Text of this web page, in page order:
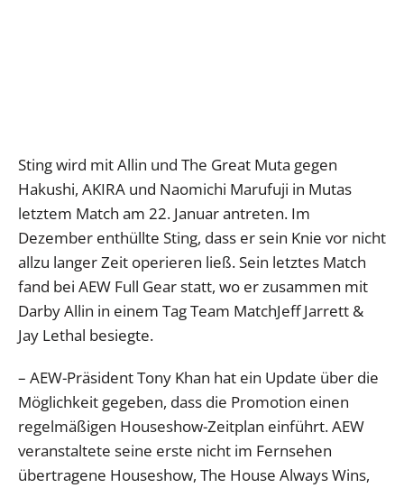
Sting wird mit Allin und The Great Muta gegen
Hakushi, AKIRA und Naomichi Marufuji in Mutas
letztem Match am 22. Januar antreten. Im
Dezember enthüllte Sting, dass er sein Knie vor nicht
allzu langer Zeit operieren ließ. Sein letztes Match
fand bei AEW Full Gear statt, wo er zusammen mit
Darby Allin in einem Tag Team MatchJeff Jarrett &
Jay Lethal besiegte.
– AEW-Präsident Tony Khan hat ein Update über die
Möglichkeit gegeben, dass die Promotion einen
regelmäßigen Houseshow-Zeitplan einführt. AEW
veranstaltete seine erste nicht im Fernsehen
übertragene Houseshow, The House Always Wins,